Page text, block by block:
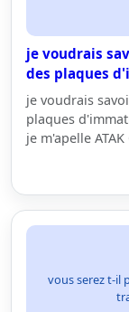
je voudrais
des plaques
je voudrais
plaques
je m'apelle
vous serez t-il